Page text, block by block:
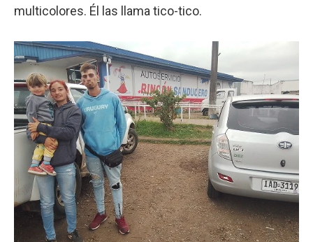
multicolores. Él las llama tico-tico.